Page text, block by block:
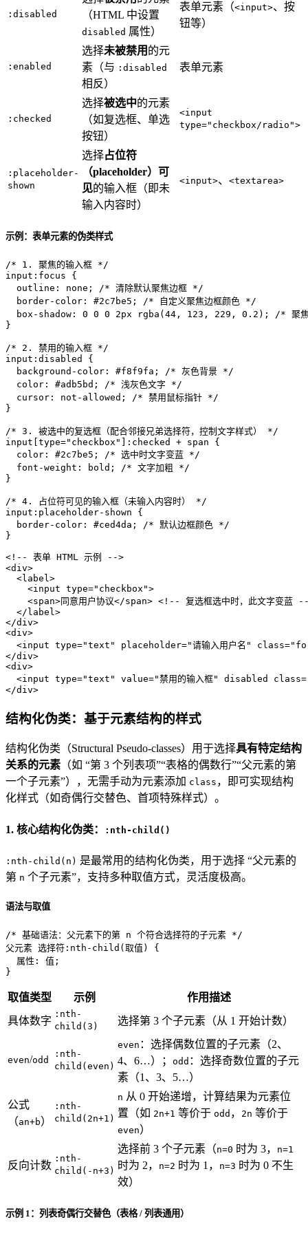
:disabled
（HTML 中设置
disabled 属性）
表单元素（<input>、按
钮等）
:enabled
选择未被禁用 的元
素（与 :disabled
相反）
表单元素
:checked
选择被选中的元素
（如复选框、单选
按钮）
<input
type="checkbox/radio">
:placeholder-
shown
选择占位符
（placeholder）可
见的输入框（即未
输入内容时）
<input>、 <textarea>
示例：表单元素的伪类样式
/* 1. 聚焦的输入框 */
input :focus {
outline : none;
/* 清除默认聚焦边框 */
border-color : #2c7be5 ;
/* 自定义聚焦边框颜色 */
box-shadow : 0 0 0 2px rgba ( 44 , 123 , 229 , 0.2 );
/* 聚
}
/* 2. 禁用的输入框 */
input :disabled
{
background-color : #f8f9fa ;
/* 灰色背景 */
color : #adb5bd ;
/* 浅灰色文字 */
cursor : not-allowed;
/* 禁用鼠标指针 */
}
/* 3. 被选中的复选框（配合邻接兄弟选择符，控制文字样式） */
input [type="checkbox" :checked + span {
color : #2c7be5 ;
/* 选中时文字变蓝 */
font-weight : bold;
/* 文字加粗 */
}
/* 4. 占位符可见的输入框（未输入内容时） */
input :placeholder-shown {
border-color : #ced4da ;
/* 默认边框颜色 */
}
<!-- 表单 HTML 示例 -->
<div>
<label >
<input type="checkbox">
<span>同意用户协议</span> <!-- 复选框选中时，此文字变蓝
</ label >
</div>
<div>
<input type="text" placeholder="请输入用户名" class=
</div>
<div>
<input type="text" value="禁用的输入框" disabled class=
</div>
结构化伪类：基于元素结构的样式
结构化伪类（Structural Pseudo-classes）用于选择具有特定结构
关系的元素 （如 “第 3 个列表项”“表格的偶数行”“父元素的第
一个子元素”），无需手动为元素添加 class ，即可实现结构
化样式（如奇偶行交替色、首项特殊样式）。
1. 核心结构化伪类： :nth-child()
:nth-child(n) 是最常用的结构化伪类，用于选择 “父元素的
第 n 个子元素”，支持多种取值方式，灵活度极高。
语法与取值
/* 基础语法：父元素下的第 n 个符合选择符的子元素 */
父元素 选择符 :nth-child (取值) {
  属性: 值;
}
取值类型 示例
作用描述
具体数字
:nth-
child(3)
选择第 3 个子元素（从 1 开始计数）
even/odd
:nth-
child(even)
even ：选择偶数位置的子元素（2、
4、6…）； odd ：选择奇数位置的子元
素（1、3、5…）
公式
（an+b）
:nth-
child(2n+1)
n 从 0 开始递增，计算结果为元素位
置（如 2n+1 等价于 odd ， 2n 等价于
even）
反向计数
:nth-
child(-n+3)
选择前 3 个子元素（n=0 时为 3， n=1
时为 2， n=2 时为 1， n=3 时为 0 不生
效）
示例 1：列表奇偶行交替色（表格 / 列表通用）